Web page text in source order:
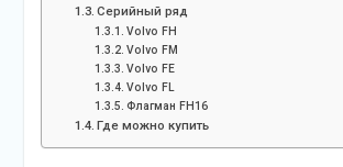
Серийный ряд
Volvo FH
Volvo FM
Volvo FE
Volvo FL
Флагман FH16
Где можно купить